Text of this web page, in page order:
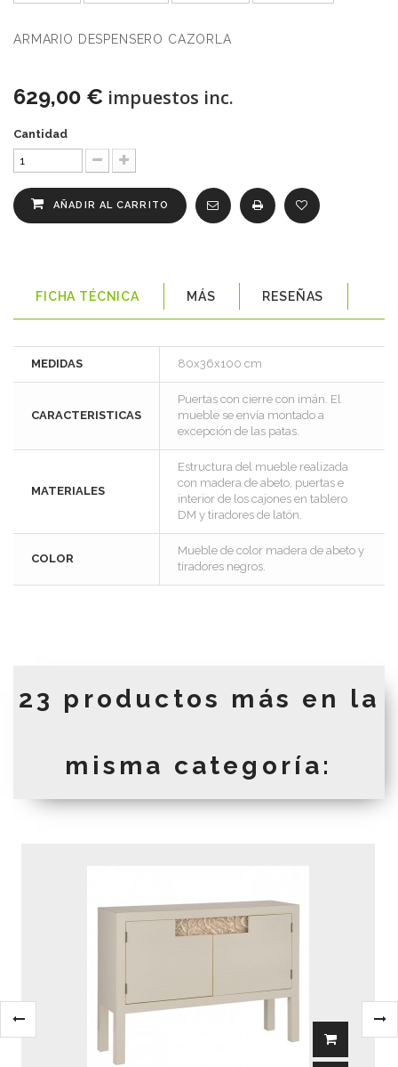
ARMARIO DESPENSERO CAZORLA
629,00 € impuestos inc.
Cantidad
AÑADIR AL CARRITO
FICHA TÉCNICA MÁS RESEÑAS
MEDIDAS 80x36x100 cm
CARACTERISTICAS
Puertas con cierre con imán. El
mueble se envía montado a
excepción de las patas.
MATERIALES
Estructura del mueble realizada
con madera de abeto, puertas e
interior de los cajones en tablero
DM y tiradores de latón.
COLOR
Mueble de color madera de abeto y
tiradores negros.
23 productos más en la
misma categoría: